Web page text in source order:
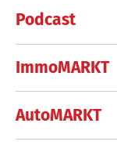
Podcast
ImmoMARKT
AutoMARKT